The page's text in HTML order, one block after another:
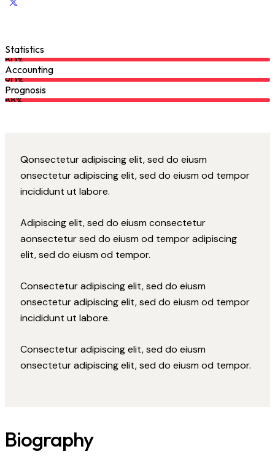
Statistics
80%
Accounting
90%
Prognosis
88%
Qonsectetur adipiscing elit, sed do eiusm
onsectetur adipiscing elit, sed do eiusm od tempor
incididunt ut labore.
Adipiscing elit, sed do eiusm consectetur
aonsectetur sed do eiusm od tempor adipiscing
elit, sed do eiusm od tempor.
Consectetur adipiscing elit, sed do eiusm
onsectetur adipiscing elit, sed do eiusm od tempor
incididunt ut labore.
Consectetur adipiscing elit, sed do eiusm
onsectetur adipiscing elit, sed do eiusm od tempor.
Biography